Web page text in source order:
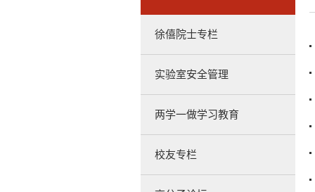
徐僖院士专栏
实验室安全管理
两学一做学习教育
校友专栏